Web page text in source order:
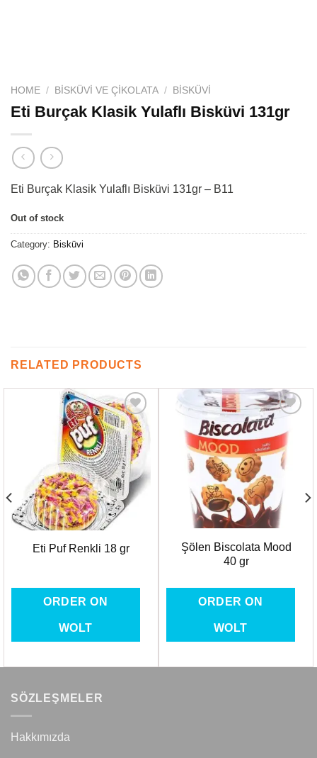
HOME / BISKÜVI VE ÇIKOLATA / BISKÜVI
Eti Burçak Klasik Yulaflı Bisküvi 131gr
Eti Burçak Klasik Yulaflı Bisküvi 131gr – B11
Out of stock
Category: Bisküvi
RELATED PRODUCTS
Favorilere
Ekle
Eti Puf Renkli 18 gr
ORDER ON
WOLT
Favorilere
Ekle
Şölen Biscolata Mood
40 gr
ORDER ON
WOLT
SÖZLEŞMELER
Hakkımızda